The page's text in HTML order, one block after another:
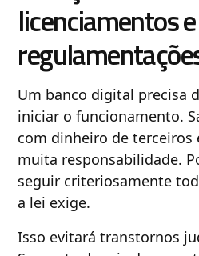
licenciamentos e
Um banco digital precisa
iniciar o funcionamento.
com dinheiro de terceiros
muita responsabilidade.
seguir criteriosamente
a lei exige.
Isso evitará transtornos